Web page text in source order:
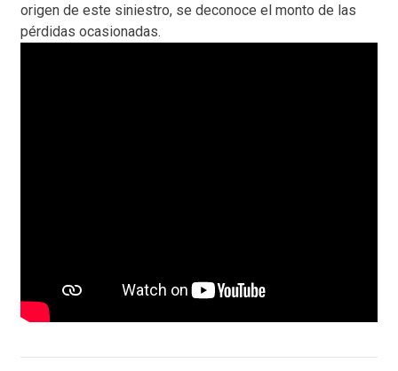
origen de este siniestro, se deconoce el monto de las
pérdidas ocasionadas.